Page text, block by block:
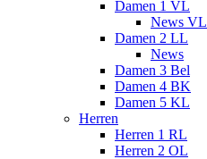
Damen 1 VL
News VL
Damen 2 LL
News
Damen 3 Bel
Damen 4 BK
Damen 5 KL
Herren
Herren 1 RL
Herren 2 OL